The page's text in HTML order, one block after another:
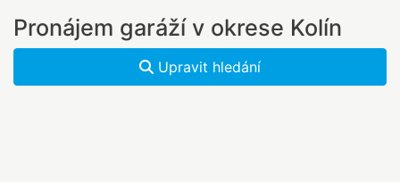
Pronájem garáží v okrese Kolín
Upravit hledání